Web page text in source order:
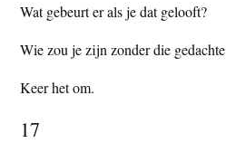
Wat gebeurt er als je dat gelooft?
Wie zou je zijn zonder die
Keer het om.
17